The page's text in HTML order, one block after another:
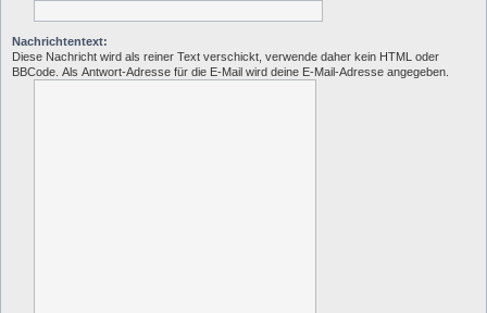
Nachrichtentext:
Diese Nachricht wird als reiner Text verschickt, verwende daher kein HTML oder
BBCode. Als Antwort-Adresse für die E-Mail wird deine E-Mail-Adresse angegeben.